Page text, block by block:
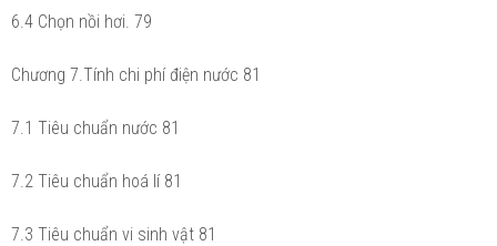
6.4 Chọn nồi hơi. 79
Chương 7.Tính chi phí điện nước 81
7.1 Tiêu chuẩn nước 81
7.2 Tiêu chuẩn hoá lí 81
7.3 Tiêu chuẩn vi sinh vật 81